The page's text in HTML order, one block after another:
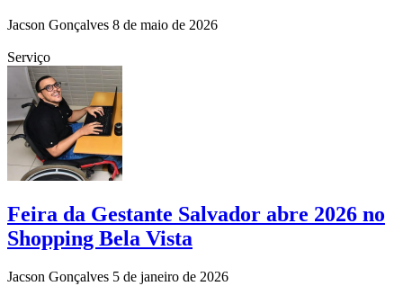
Jacson Gonçalves 8 de maio de 2026
Serviço
Feira da Gestante Salvador abre 2026 no
Shopping Bela Vista
Jacson Gonçalves 5 de janeiro de 2026